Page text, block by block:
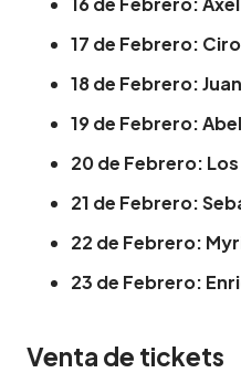
17 de Febrero:
18 de Febrero:
19 de Febrero:
20 de Febrero:
21 de Febrero:
22 de Febrero:
23 de Febrero:
Venta de tickets